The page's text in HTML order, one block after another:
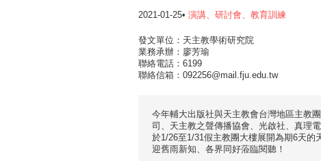
2021-01-25• 演講、研討會、教育訓練
發文單位：天主教學術研究院
業務承辦：廖芳瑜
聯絡電話：6199
聯絡信箱：092256@mail.fju.edu.tw
今年輔大出版社與天主教會台灣地區主教
司、天主教之聲傳播協會、光啟社、真理
於1/26至1/31假主教團大樓展開為期6天
迎舊雨新知、各界同好蒞臨閱聽！